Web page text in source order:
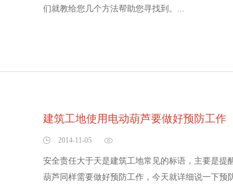
们就教给您几个方法帮助您寻找到。...
建筑工地使用电动葫芦要做好预防工作
2014-11-05
安全责任大于天是建筑工地常见的标语，主要是
葫芦同样需要做好预防工作，今天就详细说一下预